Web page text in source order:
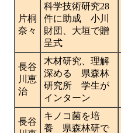
片桐
奈々
科学技術研究28
件に助成 小川
財団、大垣で贈
呈式
長谷
川恵
治
木材研究、理解
深める 県森林
研究所 学生が
インターン
長谷
キノコ菌を培
養 県森林研で